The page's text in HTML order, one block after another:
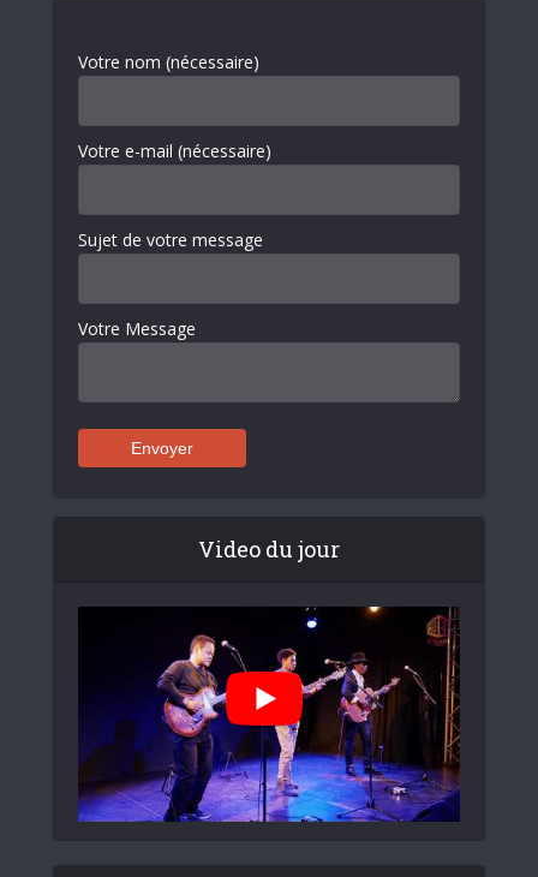
Votre nom (nécessaire)
Votre e-mail (nécessaire)
Sujet de votre message
Votre Message
Video du jour